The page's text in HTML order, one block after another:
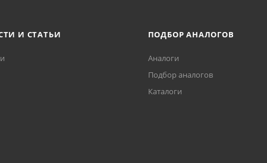
И СТАТЬИ ПОДБОР АНАЛОГОВ
Аналоги
Подбор аналогов
Каталоги